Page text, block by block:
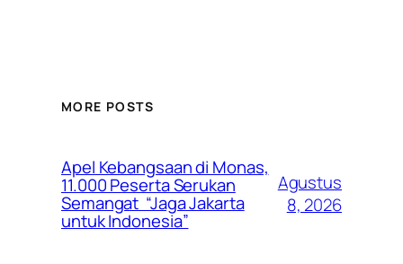
MORE POSTS
Apel Kebangsaan di Monas,
11.000 Peserta Serukan
Semangat “Jaga Jakarta
untuk Indonesia”
Agustus
8, 2026